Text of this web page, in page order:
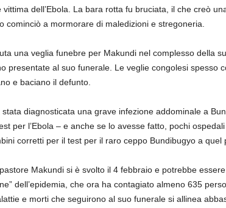
vittima dell’Ebola. La bara rotta fu bruciata, il che creò
cominciò a mormorare di maledizioni e stregoneria.
una veglia funebre per Makundi nel complesso della
presentate al suo funerale. Le veglie congolesi spesso
e baciano il defunto.
stata diagnosticata una grave infezione addominale a
per l’Ebola – e anche se lo avesse fatto, pochi
corretti per il test per il raro ceppo Bundibugyo a quel
Makundi si è svolto il 4 febbraio e potrebbe
dell’epidemia, che ora ha contagiato almeno 635
e morti che seguirono al suo funerale si allinea